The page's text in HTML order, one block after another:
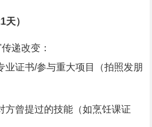
）
递改变：
业证书/参与重大项目（拍照发朋
方曾提过的技能（如烹饪课证